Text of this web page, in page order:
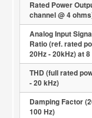
Rated Power
channel @ 4
Analog Input
Ratio (ref. rated
20Hz - 20kHz) at
THD (full rated
- 20 kHz)
Damping Factor
100 Hz)